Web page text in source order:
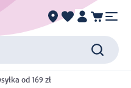
od 169 zł